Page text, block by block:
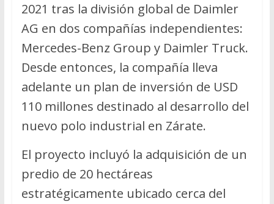
2021 tras la división global de Daimler
AG en dos compañías independientes:
Mercedes-Benz Group y Daimler Truck.
Desde entonces, la compañía lleva
adelante un plan de inversión de USD
110 millones destinado al desarrollo del
nuevo polo industrial en Zárate.
El proyecto incluyó la adquisición de un
predio de 20 hectáreas
estratégicamente ubicado cerca del